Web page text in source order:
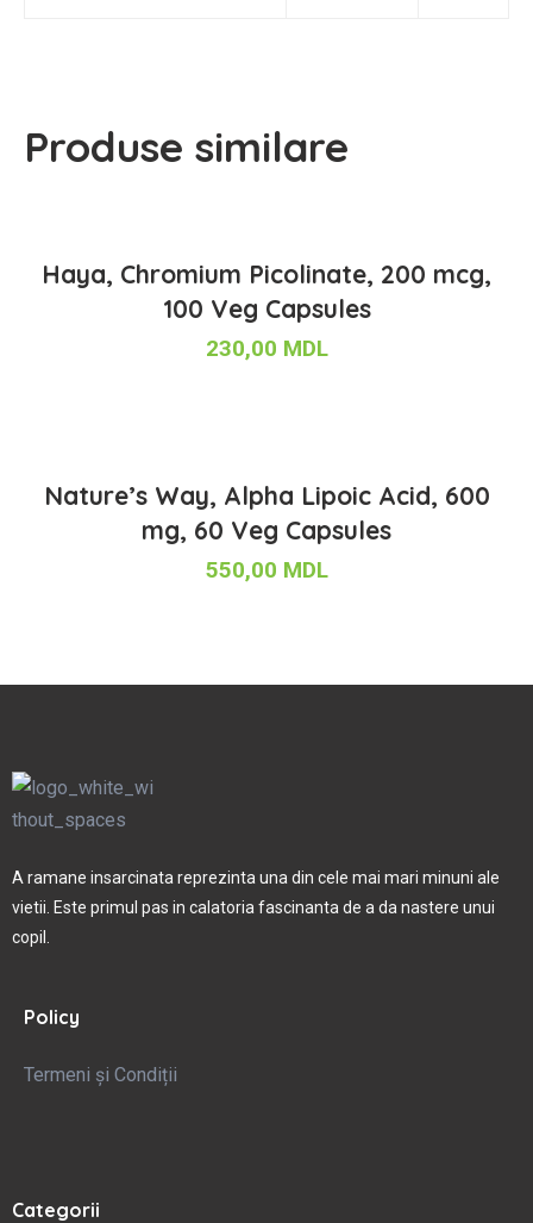
Produse similare
Haya, Chromium Picolinate, 200 mcg,
100 Veg Capsules
230,00 MDL
Nature’s Way, Alpha Lipoic Acid, 600
mg, 60 Veg Capsules
550,00 MDL
A ramane insarcinata reprezinta una din cele mai mari minuni ale
vietii. Este primul pas in calatoria fascinanta de a da nastere unui
copil.
Policy
Termeni și Condiții
Categorii